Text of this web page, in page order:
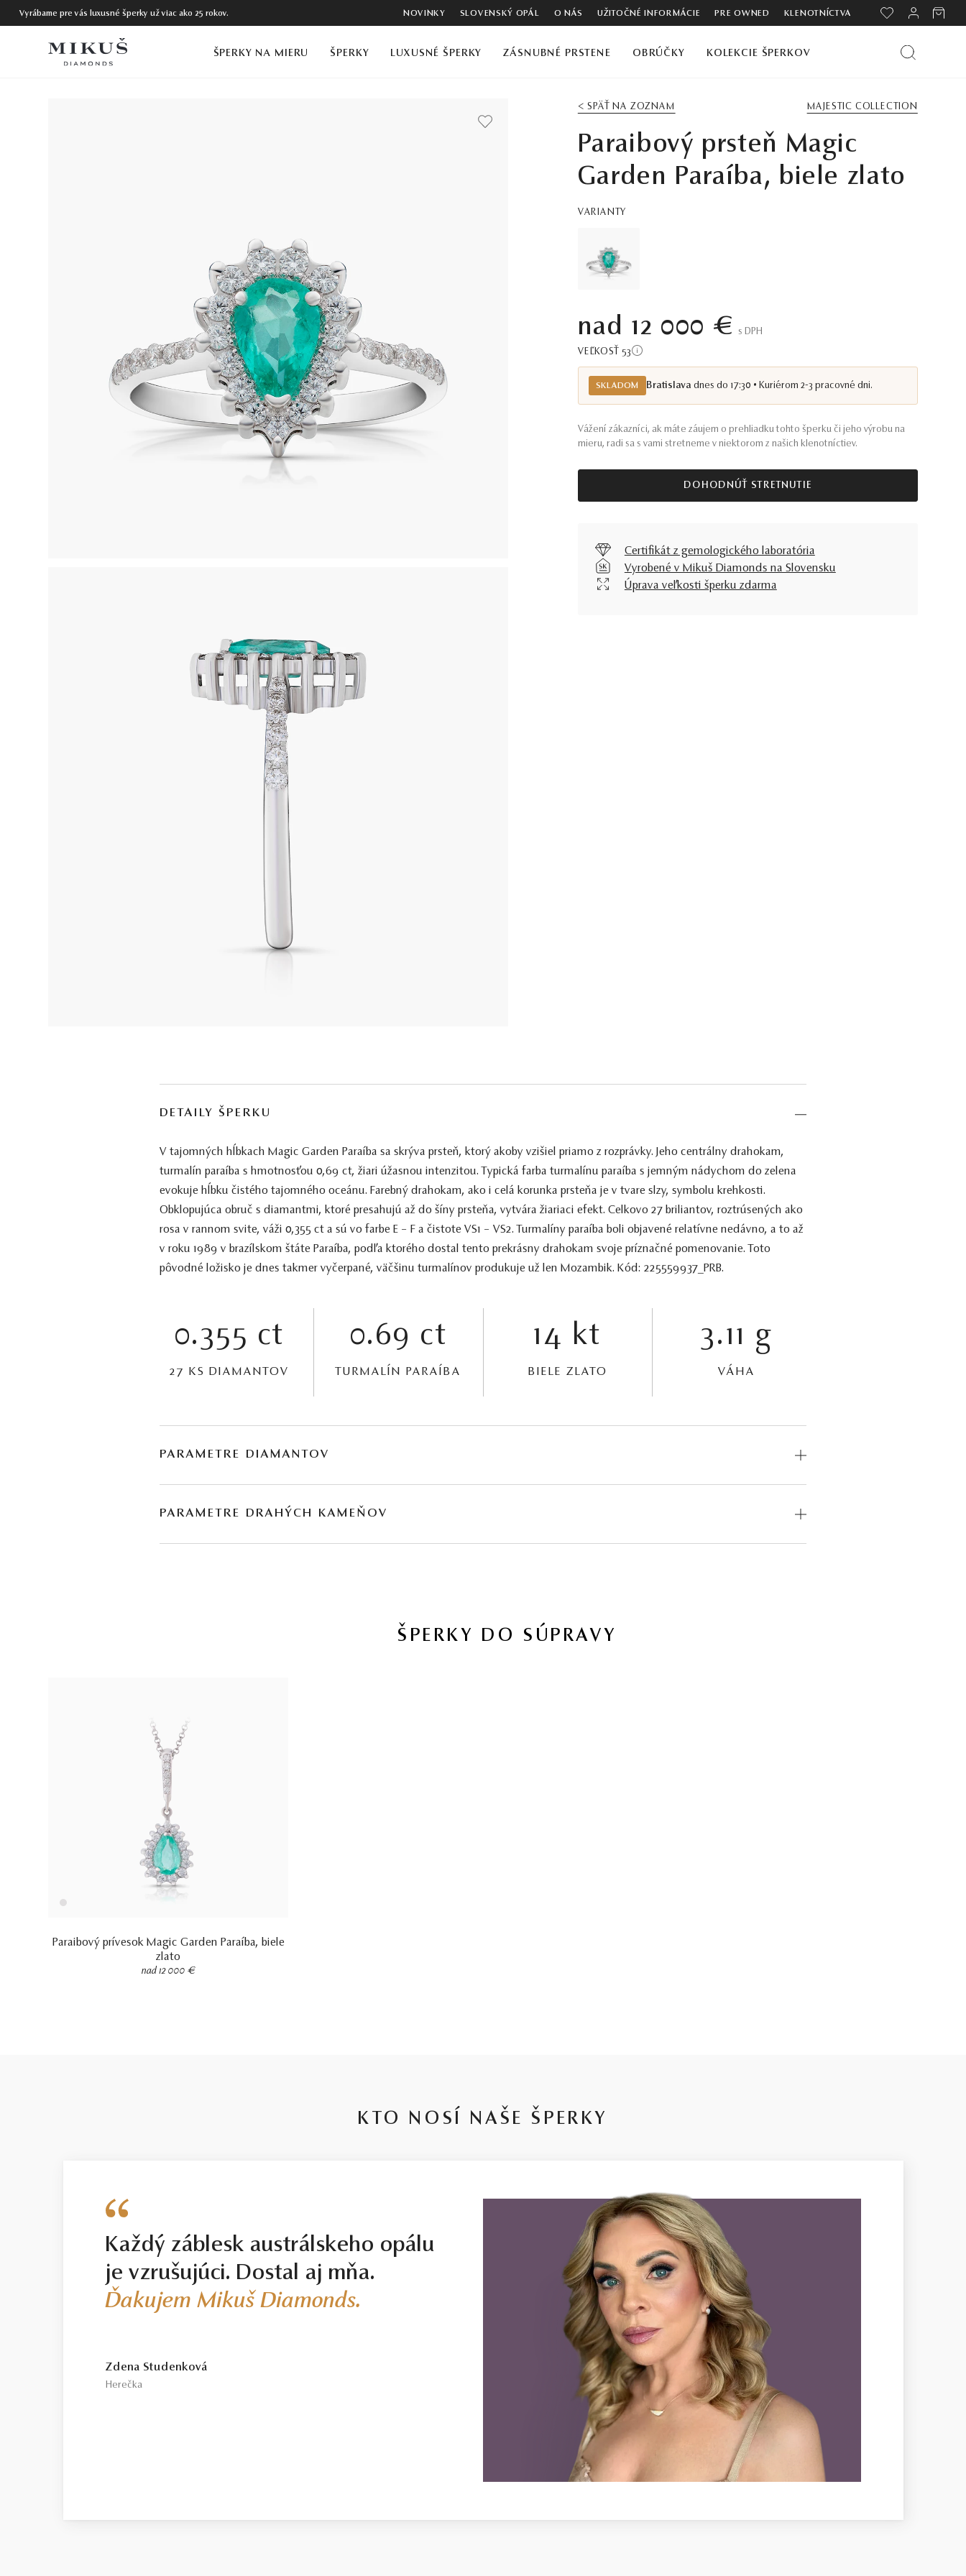
Vyrábame pre vás luxusné šperky už viac ako 25 rokov. NOVINKY SLOVENSKÝ OPÁL O NÁS UŽITOČNÉ INFORMÁCIE PRE OWNED KLENOTNÍCTVA
ŠPERKY NA MIERU ŠPERKY LUXUSNÉ ŠPERKY ZÁSNUBNÉ PRSTENE OBRÚČKY KOLEKCIE ŠPERKOV
< SPÄŤ NA ZOZNAM MAJESTIC COLLECTION
Paraibový prsteň Magic
Garden Paraíba, biele zlato
VARIANTY
nad 12 000 €
S DPH
VEĽKOSŤ 53
SKLADOM Bratislava dnes do 17:30 • Kuriérom 2-3 pracovné dni.
Vážení zákazníci, ak máte záujem o prehliadku tohto šperku či jeho výrobu na
mieru, radi sa s vami stretneme v niektorom z našich klenotníctiev.
DOHODNÚŤ STRETNUTIE
Certifikát z gemologického laboratória
Vyrobené v Mikuš Diamonds na Slovensku
Úprava veľkosti šperku zdarma
DETAILY ŠPERKU
V tajomných hĺbkach Magic Garden Paraíba sa skrýva prsteň, ktorý akoby vzišiel priamo z rozprávky. Jeho centrálny drahokam,
turmalín paraíba s hmotnosťou 0,69 ct, žiari úžasnou intenzitou. Typická farba turmalínu paraíba s jemným nádychom do zelena
evokuje hĺbku čistého tajomného oceánu. Farebný drahokam, ako i celá korunka prsteňa je v tvare slzy, symbolu krehkosti.
Obklopujúca obruč s diamantmi, ktoré presahujú až do šíny prsteňa, vytvára žiariaci efekt. Celkovo 27 briliantov, roztrúsených ako
rosa v rannom svite, váži 0,355 ct a sú vo farbe E – F a čistote VS1 – VS2. Turmalíny paraíba boli objavené relatívne nedávno, a to až
v roku 1989 v brazílskom štáte Paraíba, podľa ktorého dostal tento prekrásny drahokam svoje príznačné pomenovanie. Toto
pôvodné ložisko je dnes takmer vyčerpané, väčšinu turmalínov produkuje už len Mozambik. Kód: 225559937_PRB.
0.355 ct
27 KS DIAMANTOV
0.69 ct
TURMALÍN PARAÍBA
14 kt
BIELE ZLATO
3.11 g
VÁHA
PARAMETRE DIAMANTOV
PARAMETRE DRAHÝCH KAMEŇOV
* Drahé kamene používané v klenotníctve bývajú obvykle podrobené akceptovaným úpravám – viac sa dozviete na www.gemologia.sk.
ŠPERKY DO SÚPRAVY
Paraibový prívesok Magic Garden Paraíba, biele
zlato
nad 12 000 €
KTO NOSÍ NAŠE ŠPERKY
Každý záblesk austrálskeho opálu
je vzrušujúci. Dostal aj mňa.
Ďakujem Mikuš Diamonds.
Zdena Studenková
Herečka